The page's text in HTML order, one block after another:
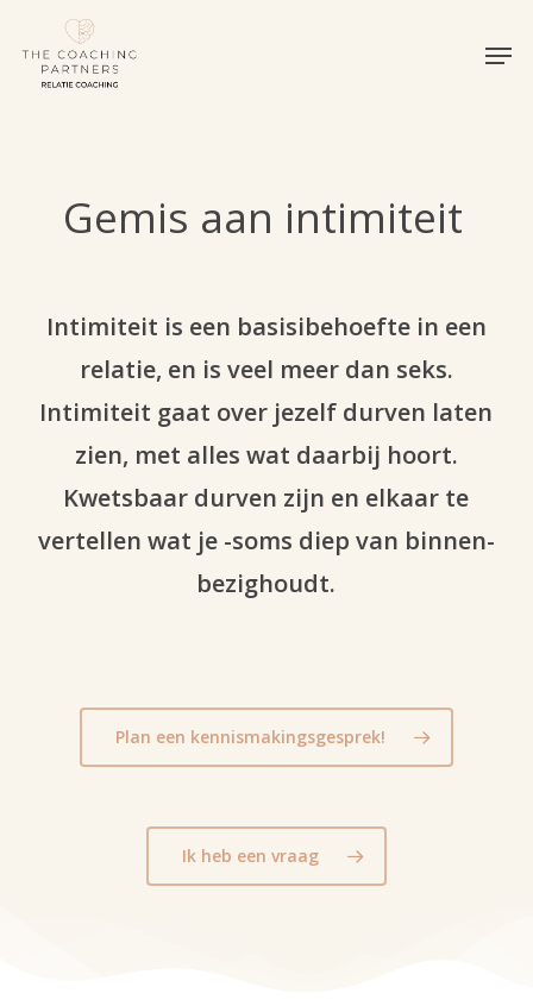
Gemis aan intimiteit
Intimiteit is een basisibehoefte in een
relatie, en is veel meer dan seks.
Intimiteit gaat over jezelf durven laten
zien, met alles wat daarbij hoort.
Kwetsbaar durven zijn en elkaar te
vertellen wat je -soms diep van binnen-
bezighoudt.
Plan een kennismakingsgesprek!
Ik heb een vraag